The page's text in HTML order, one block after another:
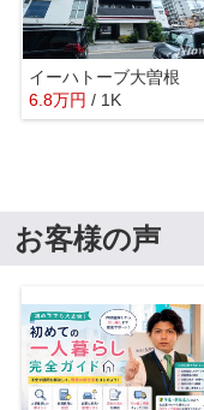
イーハトーブ大曽根
6.8万円 / 1K
お客様の声